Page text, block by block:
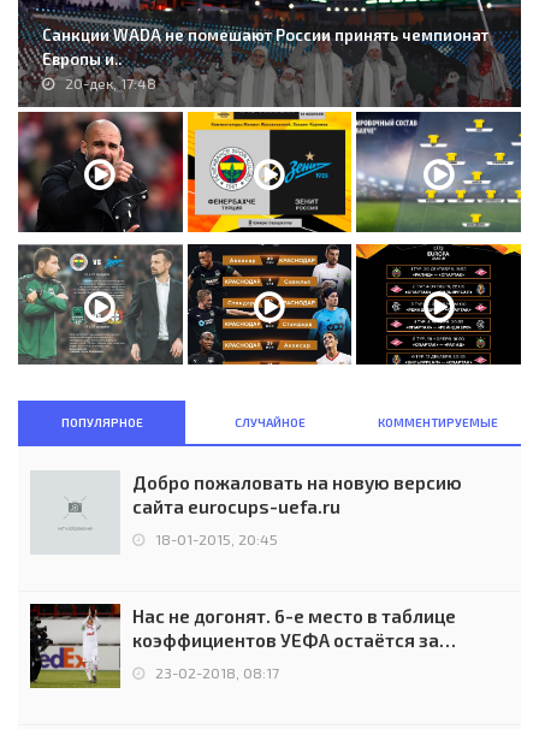
Санкции WADA не помешают России принять чемпионат
Европы и..
20-дек, 17:48
ПОПУЛЯРНОЕ СЛУЧАЙНОЕ КОММЕНТИРУЕМЫЕ
Добро пожаловать на новую версию
сайта eurocups-uefa.ru
18-01-2015, 20:45
Нас не догонят. 6-е место в таблице
коэффициентов УЕФА остаётся за
Россией
23-02-2018, 08:17